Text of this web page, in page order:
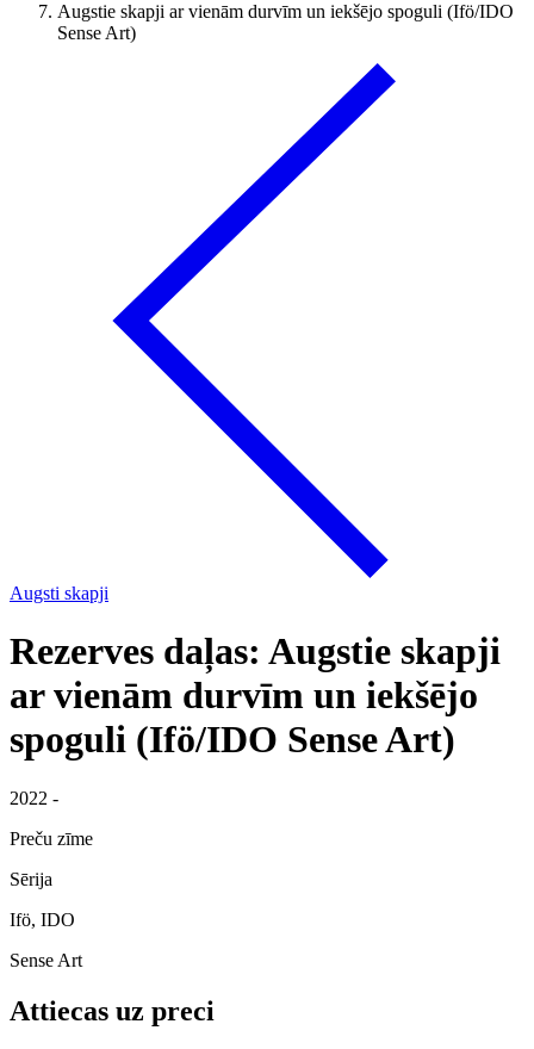
Augstie skapji ar vienām durvīm un iekšējo spoguli (Ifö/IDO
Sense Art)
Augsti skapji
Rezerves daļas: Augstie skapji
ar vienām durvīm un iekšējo
spoguli (Ifö/IDO Sense Art)
2022 -
Preču zīme
Sērija
Ifö, IDO
Sense Art
Attiecas uz preci